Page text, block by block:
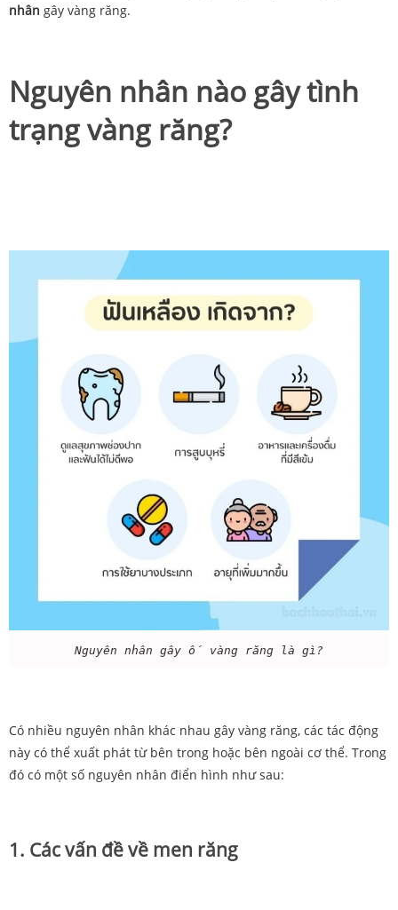
nhân gây vàng răng.
Nguyên nhân nào gây tình
trạng vàng răng?
Nguyên nhân gây ố vàng răng là gì?
Có nhiều nguyên nhân khác nhau gây vàng răng, các tác động
này có thể xuất phát từ bên trong hoặc bên ngoài cơ thể. Trong
đó có một số nguyên nhân điển hình như sau:
1. Cácvấn đềvề men răng